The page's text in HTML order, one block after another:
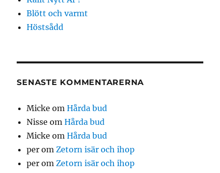
Blött och varmt
Höstsådd
SENASTE KOMMENTARERNA
Micke omHårda bud
Nisse omHårda bud
Micke omHårda bud
per om Zetorn isär och ihop
per om Zetorn isär och ihop